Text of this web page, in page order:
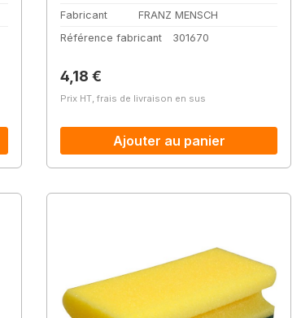
Fabricant
FRANZ MENSCH
Référence fabricant
301670
Prix régulier :
4,18 €
Prix HT, frais de livraison en sus
Ajouter au panier